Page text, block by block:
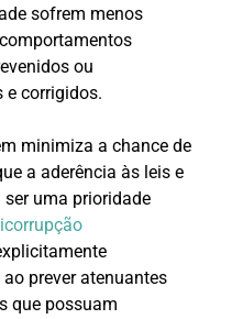
sofrem menos
ou
e corrigidos.
minimiza a chance de
a aderência às leis e
uma prioridade
prever atenuantes
que possuam